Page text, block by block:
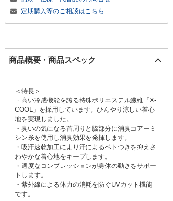
定期購入等のご相談はこちら
商品概要・商品スペック
＜特長＞
・高い冷感機能を誇る特殊ポリエステル繊維「X-
COOL」を採用しています。ひんやり涼しい着心
地を実現しました。
・臭いの気になる首周りと脇部分に消臭コアーミ
シン糸を使用し消臭効果を発揮します。
・吸汗速乾加工により汗によるベトつきを抑えさ
わやかな着心地をキープします。
・適度なコンプレッションが身体の動きをサポー
トします。
・紫外線による体力の消耗を防ぐUVカット機能
です。